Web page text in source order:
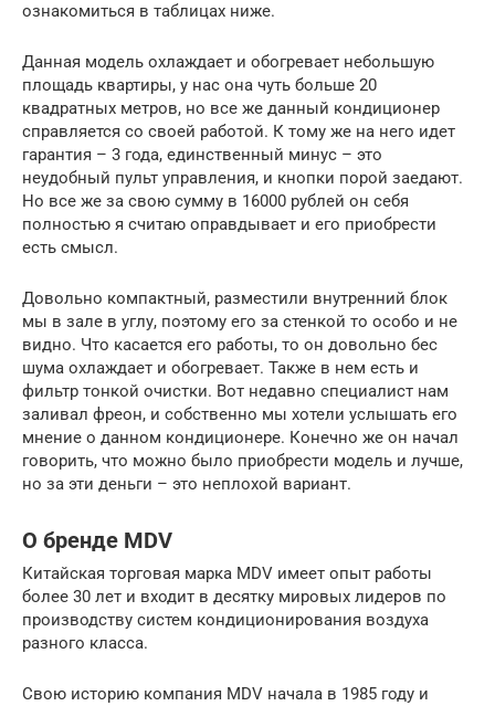
ознакомиться в таблицах ниже.
Данная модель охлаждает и обогревает небольшую
площадь квартиры, у нас она чуть больше 20
квадратных метров, но все же данный кондиционер
справляется со своей работой. К тому же на него идет
гарантия – 3 года, единственный минус – это
неудобный пульт управления, и кнопки порой заедают.
Но все же за свою сумму в 16000 рублей он себя
полностью я считаю оправдывает и его приобрести
есть смысл.
Довольно компактный, разместили внутренний блок
мы в зале в углу, поэтому его за стенкой то особо и не
видно. Что касается его работы, то он довольно бес
шума охлаждает и обогревает. Также в нем есть и
фильтр тонкой очистки. Вот недавно специалист нам
заливал фреон, и собственно мы хотели услышать его
мнение о данном кондиционере. Конечно же он начал
говорить, что можно было приобрести модель и лучше,
но за эти деньги – это неплохой вариант.
О бренде MDV
Китайская торговая марка MDV имеет опыт работы
более 30 лет и входит в десятку мировых лидеров по
производству систем кондиционирования воздуха
разного класса.
Свою историю компания MDV начала в 1985 году и